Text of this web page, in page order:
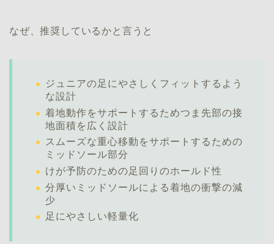
なぜ、推奨しているかと言うと
ジュニアの足にやさしくフィットするよう
な設計
着地動作をサポートするためつま先部の接
地面積を広く設計
スムーズな重心移動をサポートするための
ミッドソール部分
けが予防のための足回りのホールド性
分厚いミッドソールによる着地の衝撃の減
少
足にやさしい軽量化